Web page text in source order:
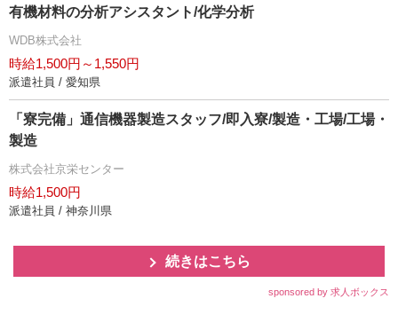
有機材料の分析アシスタント/化学分析
WDB株式会社
時給1,500円～1,550円
派遣社員 / 愛知県
「寮完備」通信機器製造スタッフ/即入寮/製造・工場/工場・
製造
株式会社京栄センター
時給1,500円
派遣社員 / 神奈川県
続きはこちら
sponsored by 求人ボックス